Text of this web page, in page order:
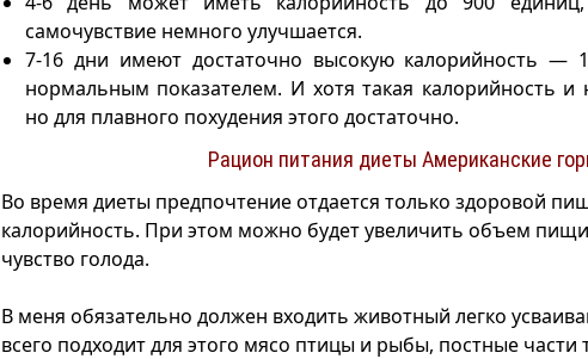
самочувствие немного улучшается.
7-16 дни имеют достаточно высокую калорийность —
нормальным показателем. И хотя такая калорийность и
но для плавного похудения этого достаточно.
Рацион питания диеты Американские
Во время диеты предпочтение отдается только здоровой
калорийность. При этом можно будет увеличить объем
чувство голода.
В меня обязательно должен входить животный легко
всего подходит для этого мясо птицы и рыбы, постные части